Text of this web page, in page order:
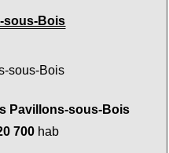
sous-Bois
Pavillons-sous-Bois
700hab